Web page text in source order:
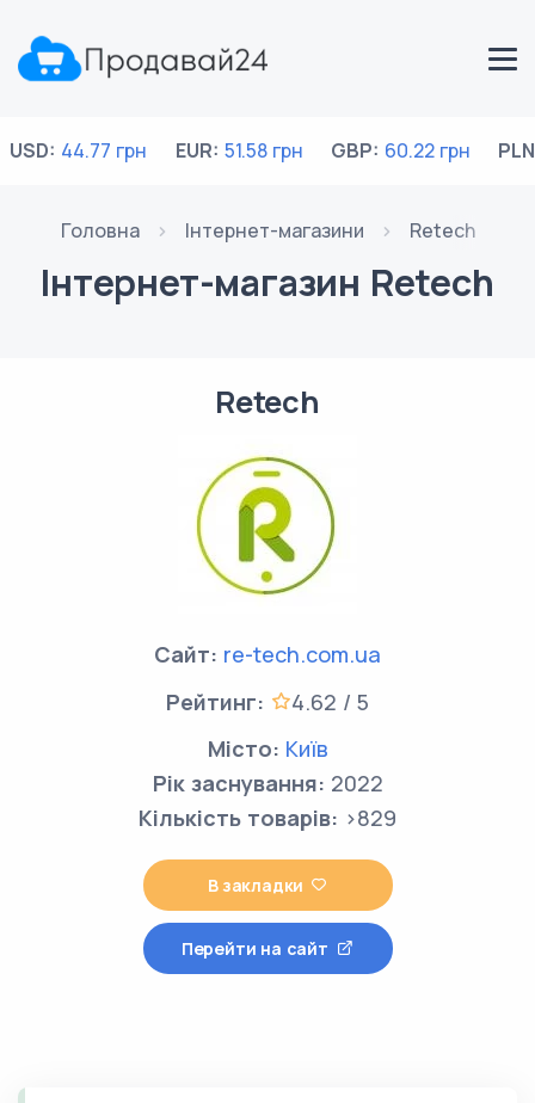
USD: 44.77 грн EUR: 51.58 грн GBP: 60.22 грн
Головна Інтернет-магазини Retech
Інтернет-магазин Retech
Retech
Сайт: re-tech.com.ua
Рейтинг:
4.62 / 5
Місто: Київ
Рік заснування: 2022
Кількість товарів: >829
В закладки
Перейти на сайт